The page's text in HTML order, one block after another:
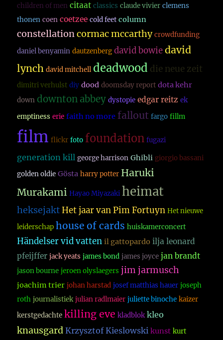
children of men citaat classics claude vivier clemens
thonen coen coetzee cold feet column
constellationcormac mccarthy crowdfunding
daniel benyamin dautzenberg david bowie david
lynch david mitchell deadwood die neue zeit
dimitri verhulst diy dood doomsday report dota kehr
down downton abbey dystopie edgar reitz ek
emptiness erie faith no more fallout fargo fillm
film flickr foto foundation fugazi
generation kill george harrison Ghibli giorgio bassani
golden oldie Gösta harry potter Haruki
Murakami Hayao Miyazaki heimat
heksejakt Het jaar van Pim Fortuyn Het nieuwe
leiderschap house of cards huiskamerconcert
Händelser vid vatten il gattopardo ilja leonard
pfeijffer jack yeats james bond james joyce jan brandt
jason bourne jeroen olyslaegers jim jarmusch
joachim trier johan harstad josef matthias hauer joseph
roth journalistiek julian radlmaier juliette binoche kaizer
kerstgedachte killing eve kladblok kleo
knausgard Krzysztof Kieslowski kunst kurt